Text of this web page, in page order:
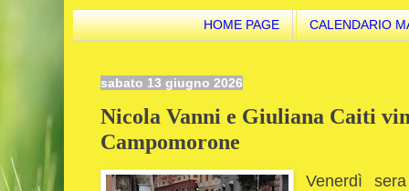
HOME PAGE CALENDARIO
sabato 13 giugno 2026
Nicola Vanni e Giuliana Caiti
Campomorone
Venerdì